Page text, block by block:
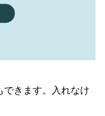
きます。入れなけ